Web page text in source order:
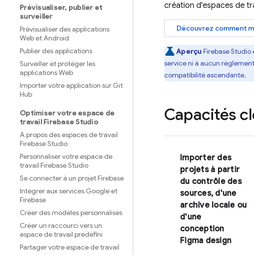
Prévisualiser, publier et
surveiller
Prévisualiser des applications
Web et Android
Publier des applications
Surveiller et protéger les
applications Web
Importer votre application sur Git
Hub
Optimiser votre espace de
travail Firebase Studio
À propos des espaces de travail
Firebase Studio
Personnaliser votre espace de
travail Firebase Studio
Se connecter à un projet Firebase
Intégrer aux services Google et
Firebase
Créer des modèles personnalisés
Créer un raccourci vers un
espace de travail prédéfini
Partager votre espace de travail
création d'espaces de
Découvrez comment
Aperçu Firebase Studio
service ni à aucun
compatibilité ascendante.
Capacités
Importer des
projets à partir
du contrôle des
sources, d'une
archive locale ou
d'une
conception
Figma design